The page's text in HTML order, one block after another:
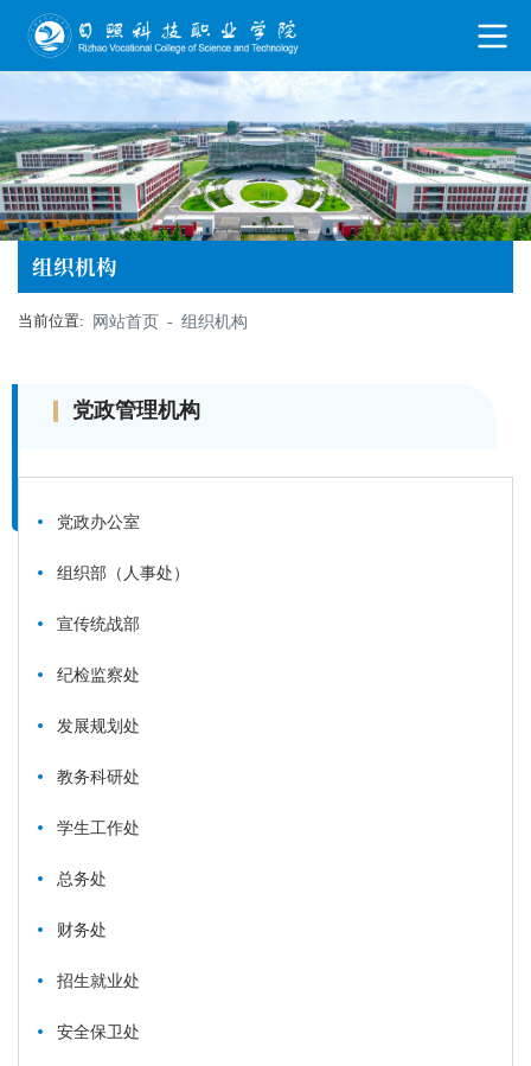
组织机构
当前位置: 网站首页 - 组织机构
党政管理机构
党政办公室
组织部（人事处）
宣传统战部
纪检监察处
发展规划处
教务科研处
学生工作处
总务处
财务处
招生就业处
安全保卫处